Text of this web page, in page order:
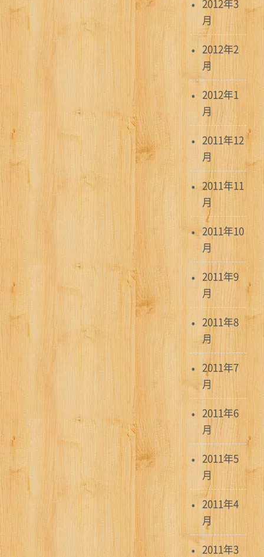
2012年3
月
2012年2
月
2012年1
月
2011年12
月
2011年11
月
2011年10
月
2011年9
月
2011年8
月
2011年7
月
2011年6
月
2011年5
月
2011年4
月
2011年3